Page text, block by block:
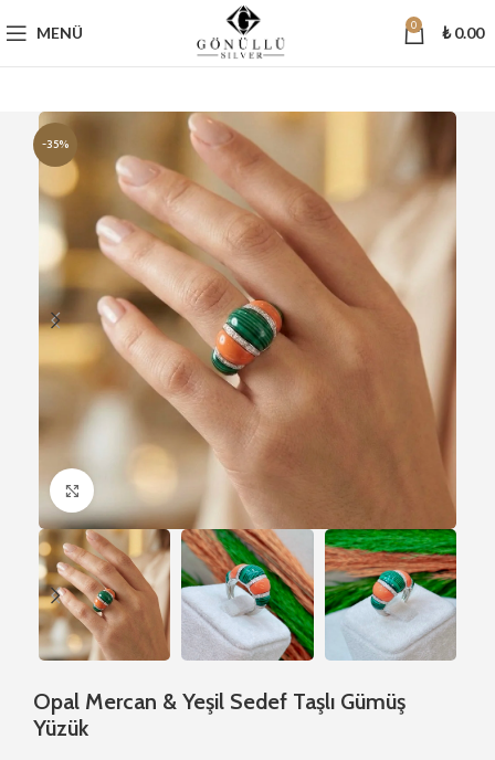
MENÜ 0 ₺0.00
-35%
Opal Mercan & Yeşil Sedef Taşlı Gümüş
Yüzük